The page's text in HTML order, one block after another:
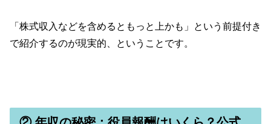
「株式収入などを含めるともっと上かも」という前提付き
で紹介するのが現実的、ということです。